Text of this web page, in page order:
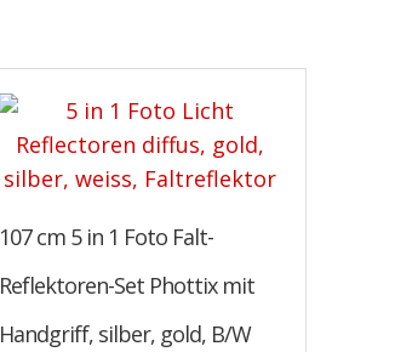
107 cm 5 in 1 Foto Falt-
Reflektoren-Set Phottix mit
Handgriff, silber, gold, B/W